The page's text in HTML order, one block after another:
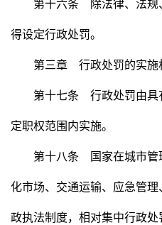
第十六条 除法律、法规
得设定行政处罚。
第三章 行政处罚的实施
第十七条 行政处罚由具
定职权范围内实施。
第十八条 国家在城市管
化市场、交通运输、应急管
政执法制度，相对集中行政处